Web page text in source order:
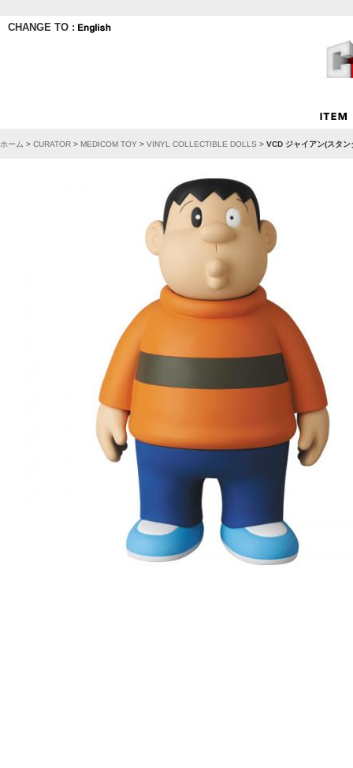
CHANGE TO :
ホーム > CURATOR > MEDICOM TOY > VINYL COLLECTIBLE DOLLS > VCD ジャイアン(スタン